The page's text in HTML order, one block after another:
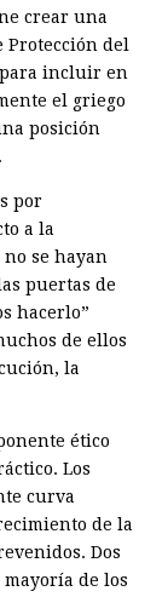
crear una
del
para incluir en
el griego
posición
por
a la
se hayan
puertas de
­hacerlo”
de ellos
la
ético
Los
curva
de la
Dos
de los